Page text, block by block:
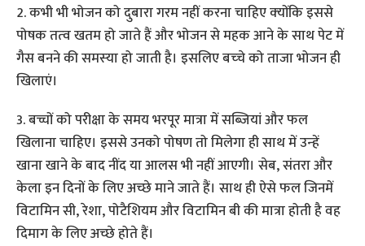
2. कभी भी भोजन को दुबारा गरम नहीं करना चाहिए क्‍योंकि इससे
पोषक तत्‍व खतम हो जाते हैं और भोजन से महक आने के‍ साथ पेट में
गैस बनने की समस्‍या हो जाती है। इसलिए बच्‍चे को ताजा भोजन ही
खिलाएं।
3. बच्चों को परीक्षा के समय भरपूर मात्रा में सब्जियां और फल
खिलाना चाहिए। इससे उनको पोषण तो मिलेगा ही साथ में उन्‍हें
खाना खाने के बाद नींद या आलस भी नहीं आएगी। सेब, संतरा और
केला इन दिनों के लिए अच्‍छे माने जाते हैं। साथ ही ऐसे फल जिनमें
विटामिन सी, रेशा, पोटैशियम और विटामिन बी की मात्रा होती है वह
दिमाग के लिए अच्‍छे होते हैं।